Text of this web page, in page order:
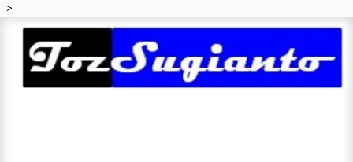
-->